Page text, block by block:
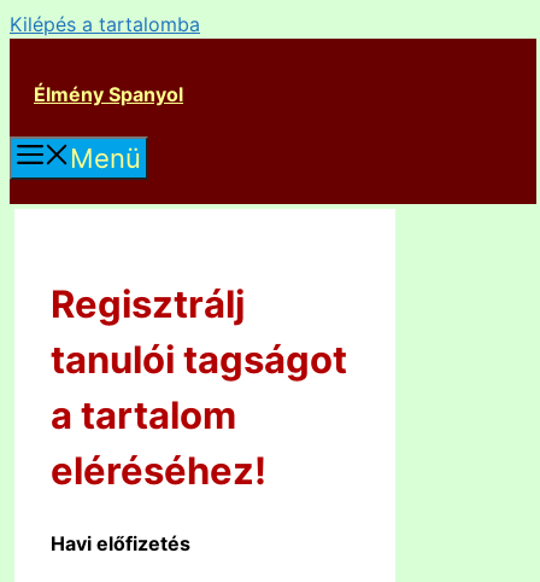
Kilépés a tartalomba
Élmény Spanyol
Menü
Regisztrálj
tanulói tagságot
a tartalom
eléréséhez!
Havi előfizetés